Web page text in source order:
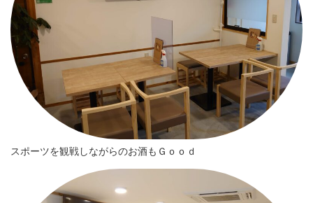
スポーツを観戦しながらのお酒もＧｏｏｄ